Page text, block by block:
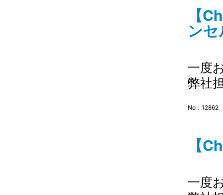
【
ン
一度
弊社
No：12862
【
一度